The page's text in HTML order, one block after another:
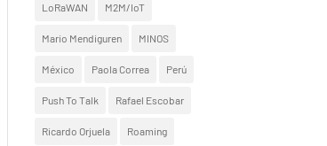
LoRaWAN M2M/IoT
Mario Mendiguren MINOS
México Paola Correa Perú
Push To Talk Rafael Escobar
Ricardo Orjuela Roaming